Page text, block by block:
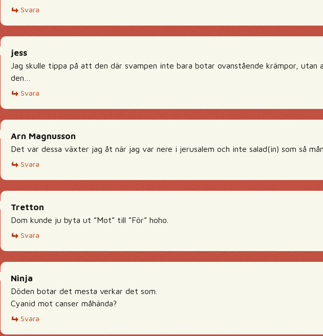
Svara
jess
Jag skulle tippa på att den där svampen inte bara botar ovanstående krämpor, utan
den…
Svara
Arn Magnusson
Det var dessa växter jag åt när jag var nere i jerusalem och inte salad(in) som så
Svara
Tretton
Dom kunde ju byta ut ”Mot” till ”För” hoho.
Svara
Ninja
Döden botar det mesta verkar det som.
Cyanid mot canser måhända?
Svara